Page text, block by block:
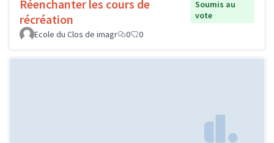
Réenchanter les cours de
récréation
Soumis au
vote
Ecole du Clos de imagr
0 0